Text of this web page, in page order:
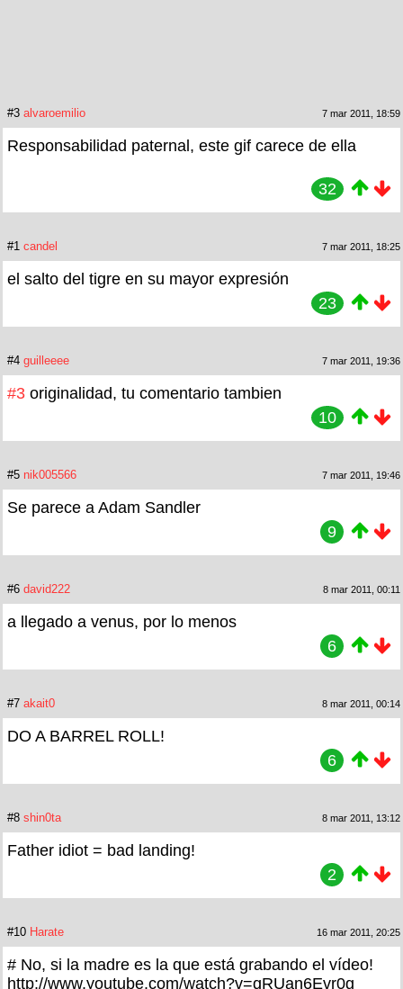
#3 alvaroemilio 7 mar 2011, 18:59
Responsabilidad paternal, este gif carece de ella
32
#1 candel 7 mar 2011, 18:25
el salto del tigre en su mayor expresión
23
#4 guilleeee 7 mar 2011, 19:36
#3 originalidad, tu comentario tambien
10
#5 nik005566 7 mar 2011, 19:46
Se parece a Adam Sandler
9
#6 david222 8 mar 2011, 00:11
a llegado a venus, por lo menos
6
#7 akait0 8 mar 2011, 00:14
DO A BARREL ROLL!
6
#8 shin0ta 8 mar 2011, 13:12
Father idiot = bad landing!
2
#10 Harate 16 mar 2011, 20:25
# No, si la madre es la que está grabando el vídeo!
http://www.youtube.com/watch?v=qRUan6Evr0g